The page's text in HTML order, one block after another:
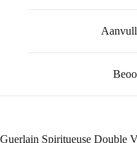
Guerlain Spiritueuse Double